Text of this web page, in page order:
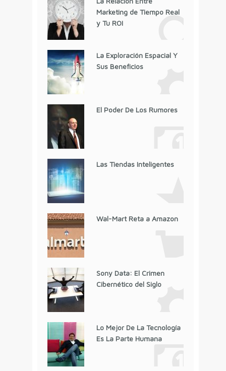
Marketing de Tiempo Real
y Tu ROI
La Exploración Espacial Y
Sus Beneficios
El Poder De Los Rumores
Las Tiendas Inteligentes
Wal-Mart Reta a Amazon
Sony Data: El Crimen
Cibernético del Siglo
Lo Mejor De La Tecnología
Es La Parte Humana